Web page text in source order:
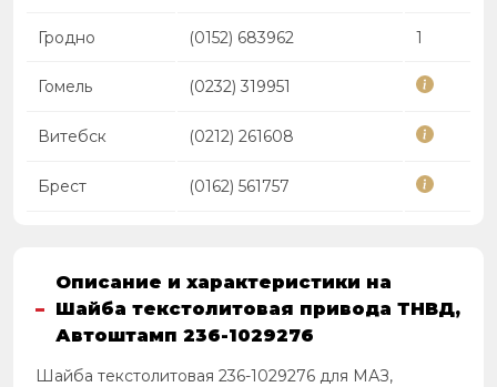
Гродно (0152) 683962 1
Гомель (0232) 319951
Витебск (0212) 261608
Брест (0162) 561757
Описание и характеристики на
Шайба текстолитовая привода ТНВД,
Автоштамп 236-1029276
Шайба текстолитовая 236-1029276 для МАЗ,